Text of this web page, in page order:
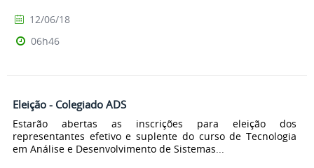
12/06/18
06h46
Eleição - Colegiado ADS
Estarão abertas as inscrições para eleição dos
representantes efetivo e suplente do curso de Tecnologia
em Análise e Desenvolvimento de Sistemas...